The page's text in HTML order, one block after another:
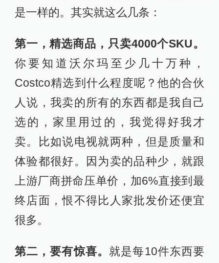
是一样的。其实就这么几条：
第一，精选商品，只卖4000个SKU。
你要知道沃尔玛至少几十万种，
Costco精选到什么程度呢？他的合伙
人说，我卖的所有的东西都是我自己
选的，家里用过的，我觉得好我才
卖。比如说电视就两种，但是质量和
体验都很好。因为卖的品种少，就跟
上游厂商拼命压单价，加6%直接到最
终店面，恨不得比人家批发价还便宜
很多。
第二，要有惊喜。 就是每10件东西要